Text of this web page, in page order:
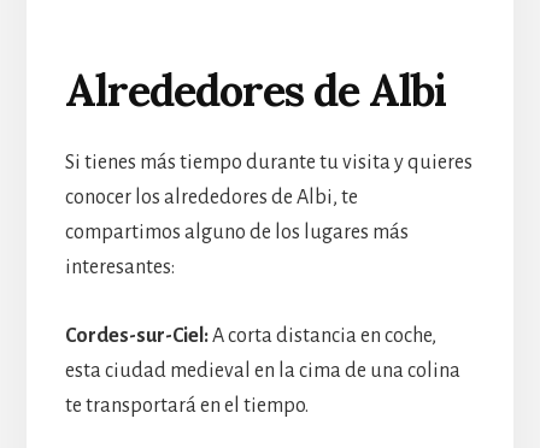
Alrededores de Albi
Si tienes más tiempo durante tu visita y quieres
conocer los alrededores de Albi, te
compartimos alguno de los lugares más
interesantes:
Cordes-sur-Ciel:A corta distancia en coche,
esta ciudad medieval en la cima de una colina
te transportará en el tiempo.